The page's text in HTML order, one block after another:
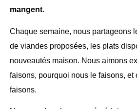
mangent.
Chaque semaine, nous partageons
de viandes proposées, les plats
nouveautés maison. Nous aimons
faisons, pourquoi nous le faisons, et
faisons.